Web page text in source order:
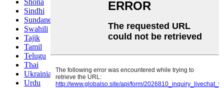
Shona
Sindhi
Sundanese
Swahili
Tajik
Tamil
Telugu
Thai
Ukrainian
Urdu